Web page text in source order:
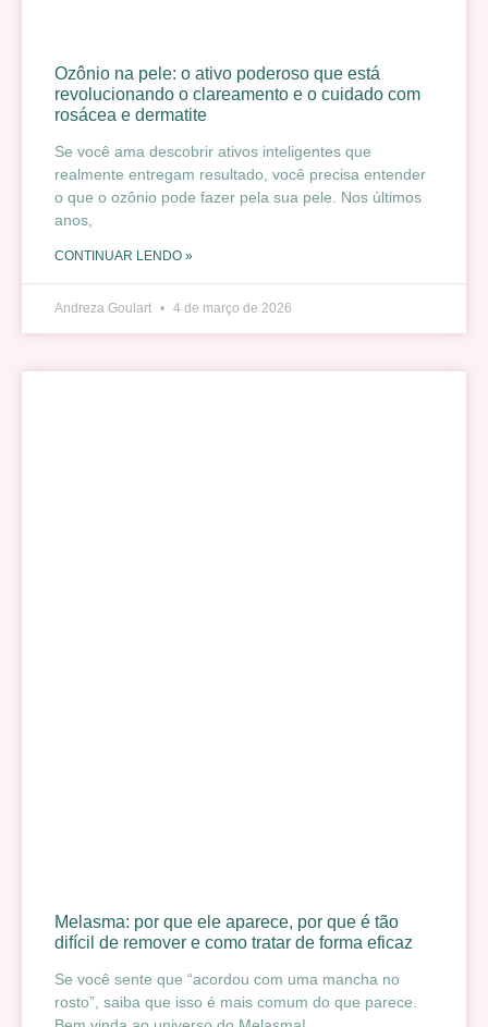
Ozônio na pele: o ativo poderoso que está
revolucionando o clareamento e o cuidado com
rosácea e dermatite
Se você ama descobrir ativos inteligentes que
realmente entregam resultado, você precisa entender
o que o ozônio pode fazer pela sua pele. Nos últimos
anos,
CONTINUAR LENDO »
Andreza Goulart 4 de março de 2026
Melasma: por que ele aparece, por que é tão
difícil de remover e como tratar de forma eficaz
Se você sente que “acordou com uma mancha no
rosto”, saiba que isso é mais comum do que parece.